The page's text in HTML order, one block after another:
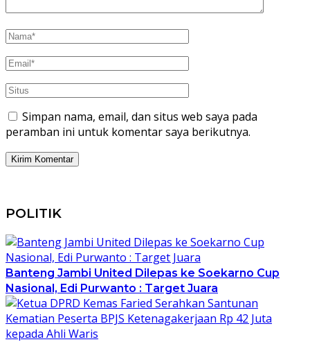
Simpan nama, email, dan situs web saya pada
peramban ini untuk komentar saya berikutnya.
POLITIK
Banteng Jambi United Dilepas ke Soekarno Cup
Nasional, Edi Purwanto : Target Juara